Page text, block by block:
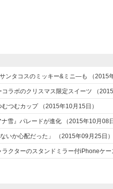
ンタコスのミッキー&ミニ―も （2015
ラボのクリスマス限定スイーツ （2015
つむカップ （2015年10月15日）
雪』パレードが進化 （2015年10月08日
いか心配だった」 （2015年09月25日）
クターのスタンドミラー付iPhoneケー